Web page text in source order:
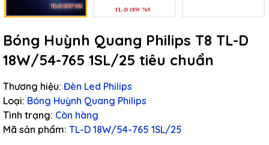
Bóng Huỳnh Quang Philips T8 TL-D
18W/54-765 1SL/25 tiêu chuẩn
Thương hiệu: Đèn Led Philips
Loại: Bóng Huỳnh Quang Philips
Tình trạng: Còn hàng
Mã sản phẩm: TL-D 18W/54-765 1SL/25